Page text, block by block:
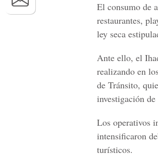
El consumo de
restaurantes,
ley seca
Ante ello, el
realizando en
de Tránsito,
investigación
Los operativos
intensificaron
turísticos.